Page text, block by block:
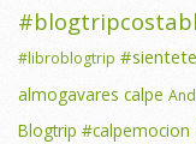
#libroblogtrip
almogavares calpe
Blogtrip #calpemocion